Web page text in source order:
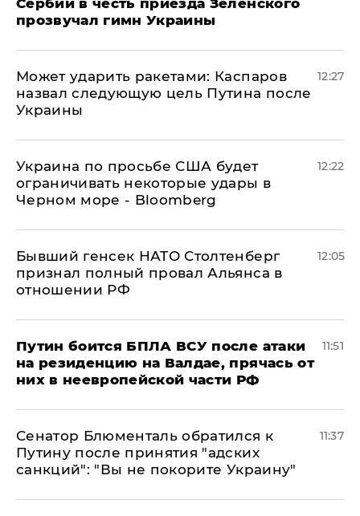
прозвучал гимн Украины
Может ударить ракетами: Каспаров
назвал следующую цель Путина после
Украины
12:27
Украина по просьбе США будет
ограничивать некоторые удары в
Черном море - Bloomberg
12:22
Бывший генсек НАТО Столтенберг
признал полный провал Альянса в
отношении РФ
12:05
Путин боится БПЛА ВСУ после атаки
на резиденцию на Валдае, прячась от
них в неевропейской части РФ
11:51
Сенатор Блюменталь обратился к
Путину после принятия "адских
санкций": "Вы не покорите Украину"
11:37